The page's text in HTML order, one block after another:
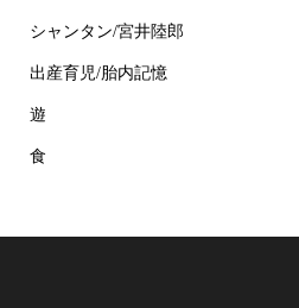
シャンタン/宮井陸郎
出産育児/胎内記憶
遊
食